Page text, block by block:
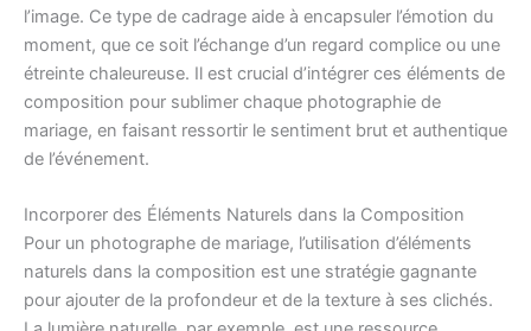
l’image. Ce type de cadrage aide à encapsuler l’émotion du
moment, que ce soit l’échange d’un regard complice ou une
étreinte chaleureuse. Il est crucial d’intégrer ces éléments de
composition pour sublimer chaque photographie de
mariage, en faisant ressortir le sentiment brut et authentique
de l’événement.
Incorporer des Éléments Naturels dans la Composition
Pour un photographe de mariage, l’utilisation d’éléments
naturels dans la composition est une stratégie gagnante
pour ajouter de la profondeur et de la texture à ses clichés.